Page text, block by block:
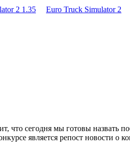
2 1.35 Euro Truck Simulator 2
что сегодня мы готовы
является репост новости